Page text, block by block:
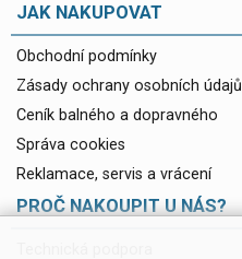
JAK NAKUPOVAT
Obchodní podmínky
Zásady ochrany osobních údajů
Ceník balného a dopravného
Správa cookies
Reklamace, servis a vrácení
PROČ NAKOUPIT U NÁS?